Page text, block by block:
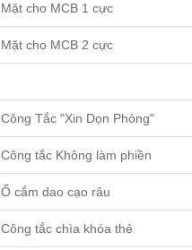
Mặt cho MCB 1 cực
Mặt cho MCB 2 cực
Công Tắc "Xin Dọn Phòng"
Công tắc Không làm phiền
Ổ cắm dao cạo râu
Công tắc chìa khóa thẻ